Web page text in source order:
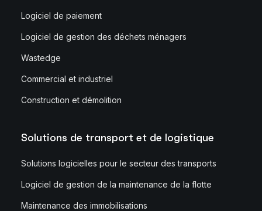
Logiciel de paiement
Logiciel de gestion des déchets ménagers
Wastedge
Commercial et industriel
Construction et démolition
Solutions de transport et de logistique
Solutions logicielles pour le secteur des transports
Logiciel de gestion de la maintenance de la flotte
Maintenance des immobilisations